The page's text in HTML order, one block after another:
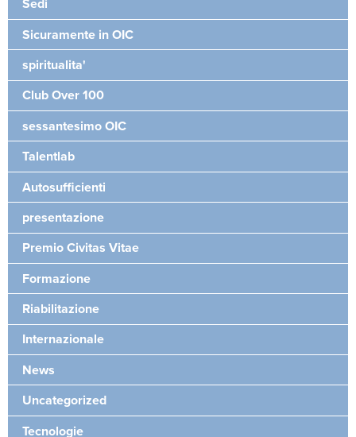
Sedi
Sicuramente in OIC
spiritualita'
Club Over 100
sessantesimo OIC
Talentlab
Autosufficienti
presentazione
Premio Civitas Vitae
Formazione
Riabilitazione
Internazionale
News
Uncategorized
Tecnologie